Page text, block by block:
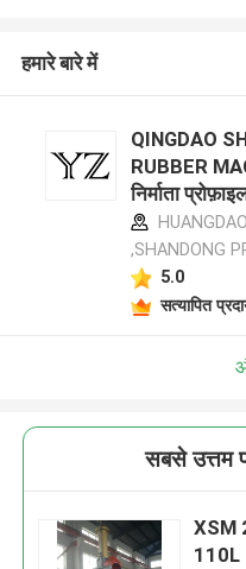
हमारे बारे में
QINGDAO
RUBBER
निर्माता
,SHANDONG
5.0
सत्यापित
सबसे उत्तम
XSM
110L